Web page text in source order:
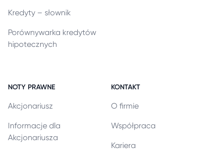
Kredyty – słownik
Porównywarka kredytów
hipotecznych
NOTY PRAWNE
Akcjonariusz
Informacje dla
Akcjonariusza
KONTAKT
O firmie
Współpraca
Kariera